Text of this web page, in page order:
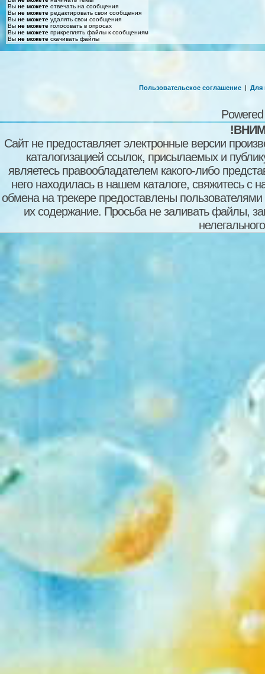
Вы не можете отвечать на сообщения
Вы не можете редактировать свои сообщения
Вы не можете удалять свои сообщения
Вы не можете голосовать в опросах
Вы не можете прикреплять файлы к сообщениям
Вы не можете скачивать файлы
Пользовательское соглашение | Для
Сайт не предоставляет электронные версии
каталогизацией ссылок, присылаемых и
являетесь правообладателем какого-либо
него находилась в нашем каталоге, свяжитесь
обмена на трекере предоставлены пользователями
их содержание. Просьба не заливать файлы,